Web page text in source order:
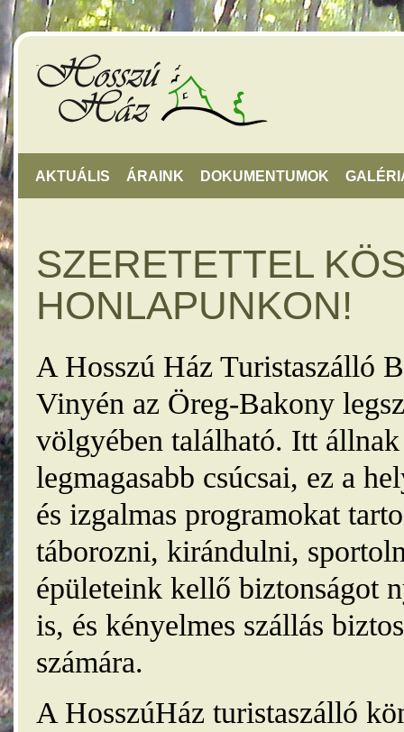
AKTUÁLIS ÁRAINK DOKUMENTUMOK
SZERETETTEL
HONLAPUNKON!
A Hosszú Ház Turistaszálló
Vinyén az Öreg-Bakony
völgyében található. Itt
legmagasabb csúcsai, ez a
és izgalmas programokat
táborozni, kirándulni,
épületeink kellő biztonságot
is, és kényelmes szállás
számára.
A HosszúHáz turistaszálló